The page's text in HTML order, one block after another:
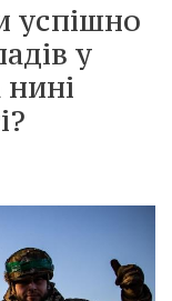
успішно
у
нині